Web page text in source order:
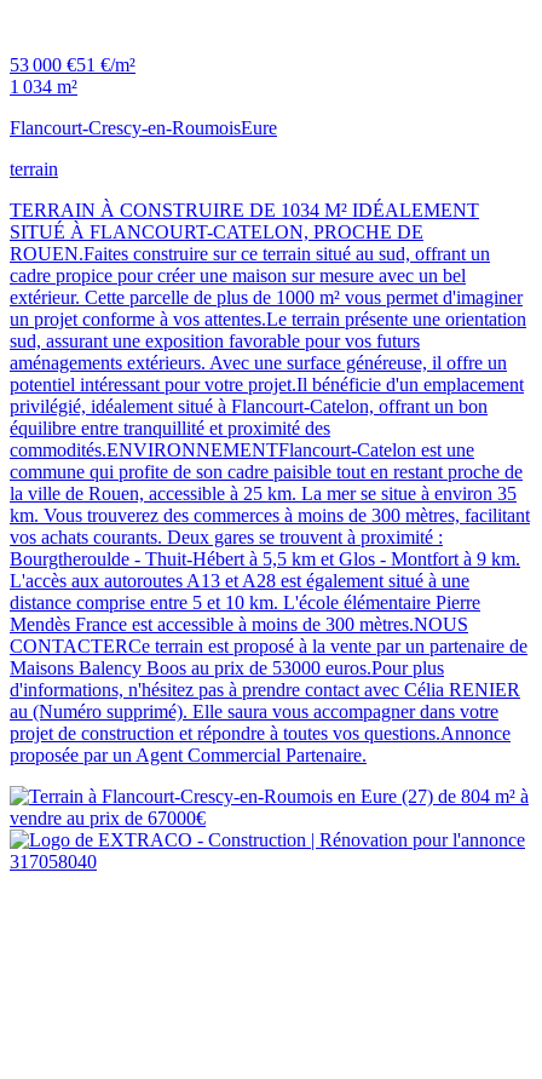
53 000 €51 €/m²
1 034 m²
Flancourt-Crescy-en-RoumoisEure
terrain
TERRAIN À CONSTRUIRE DE 1034 M² IDÉALEMENT
SITUÉ À FLANCOURT-CATELON, PROCHE DE
ROUEN.Faites construire sur ce terrain situé au sud, offrant un
cadre propice pour créer une maison sur mesure avec un bel
extérieur. Cette parcelle de plus de 1000 m² vous permet d'imaginer
un projet conforme à vos attentes.Le terrain présente une orientation
sud, assurant une exposition favorable pour vos futurs
aménagements extérieurs. Avec une surface généreuse, il offre un
potentiel intéressant pour votre projet.Il bénéficie d'un emplacement
privilégié, idéalement situé à Flancourt-Catelon, offrant un bon
équilibre entre tranquillité et proximité des
commodités.ENVIRONNEMENTFlancourt-Catelon est une
commune qui profite de son cadre paisible tout en restant proche de
la ville de Rouen, accessible à 25 km. La mer se situe à environ 35
km. Vous trouverez des commerces à moins de 300 mètres, facilitant
vos achats courants. Deux gares se trouvent à proximité :
Bourgtheroulde - Thuit-Hébert à 5,5 km et Glos - Montfort à 9 km.
L'accès aux autoroutes A13 et A28 est également situé à une
distance comprise entre 5 et 10 km. L'école élémentaire Pierre
Mendès France est accessible à moins de 300 mètres.NOUS
CONTACTERCe terrain est proposé à la vente par un partenaire de
Maisons Balency Boos au prix de 53000 euros.Pour plus
d'informations, n'hésitez pas à prendre contact avec Célia RENIER
au (Numéro supprimé). Elle saura vous accompagner dans votre
projet de construction et répondre à toutes vos questions.Annonce
proposée par un Agent Commercial Partenaire.